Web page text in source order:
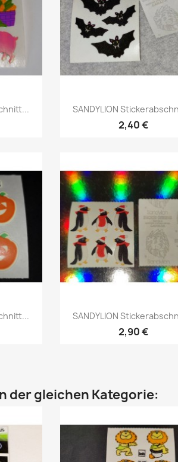
SANDYLION
2,40 €
SANDYLION
2,90 €
der gleichen Kategorie: